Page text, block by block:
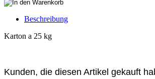
Beschreibung
Karton a 25 kg
Kunden, die diesen Artikel gekauft